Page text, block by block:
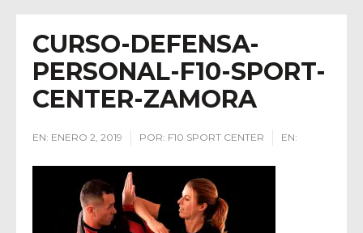
CURSO-DEFENSA-
PERSONAL-F10-SPORT-
CENTER-ZAMORA
EN: ENERO 2, 2019 POR: F10 SPORT CENTER EN: